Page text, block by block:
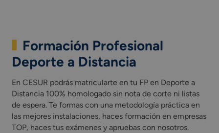
Formación Profesional
Deporte a Distancia
En CESUR podrás matricularte en tu FP en Deporte a
Distancia 100% homologado sin nota de corte ni listas
de espera. Te formas con una metodología práctica en
las mejores instalaciones, haces formación en empresas
TOP, haces tus exámenes y apruebas con nosotros.